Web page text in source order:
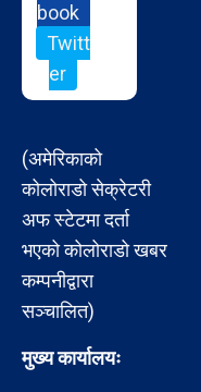
book
Twitt
er
(अमेरिकाको
कोलोराडो सेक्रेटरी
अफ स्टेटमा दर्ता
भएको कोलोराडो खबर
कम्पनीद्वारा
सञ्चालित)
मुख्य कार्यालयः